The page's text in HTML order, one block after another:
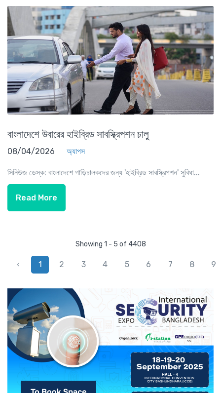
বাংলাদেশে উবারের হাইব্রিড সাবস্ক্রিপশন চালু
08/04/2026 অ্যাপস
সিনিউজ ডেস্ক: বাংলাদেশে গাড়িচালকদের জন্য 'হাইব্রিড সাবস্ক্রিপশন' সুবিধা...
Read More
Showing 1 - 5 of 4408
‹ 1 2 3 4 5 6 7 8 9